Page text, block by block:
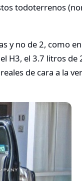
todoterrenos
y no de 2, como
H3, el 3.7 litros de
de cara a la